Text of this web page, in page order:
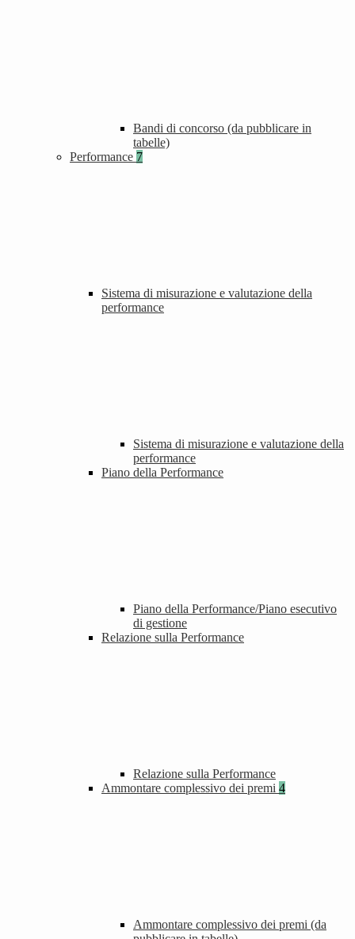
Bandi di concorso (da pubblicare in
tabelle)
Performance 7
Sistema di misurazione e valutazione della
performance
Sistema di misurazione e valutazione della
performance
Piano della Performance
Piano della Performance/Piano esecutivo
di gestione
Relazione sulla Performance
Relazione sulla Performance
Ammontare complessivo dei premi 4
Ammontare complessivo dei premi (da